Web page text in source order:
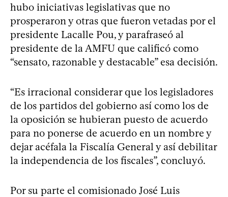
hubo iniciativas legislativas que no
prosperaron y otras que fueron vetadas por el
presidente Lacalle Pou, y parafraseó al
presidente de la AMFU que calificó como
“sensato, razonable y destacable” esa decisión.
“Es irracional considerar que los legisladores
de los partidos del gobierno así como los de
la oposición se hubieran puesto de acuerdo
para no ponerse de acuerdo en un nombre y
dejar acéfala la Fiscalía General y así debilitar
la independencia de los fiscales”, concluyó.
Por su parte el comisionado José Luis